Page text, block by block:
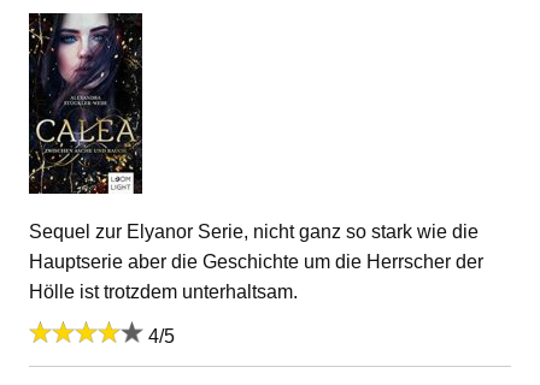
Sequel zur Elyanor Serie, nicht ganz so stark wie die
Hauptserie aber die Geschichte um die Herrscher der
Hölle ist trotzdem unterhaltsam.
4/5